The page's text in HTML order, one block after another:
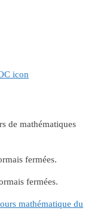
de mathématiques
fermées.
fermées.
mathématique du